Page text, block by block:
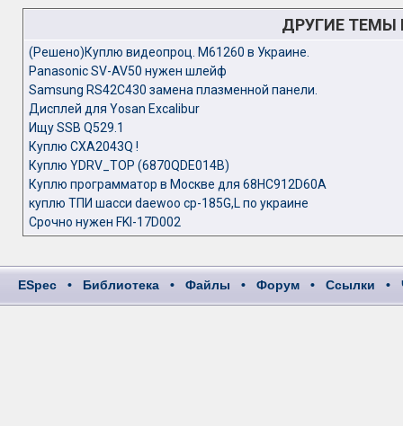
ДРУГИЕ ТЕМЫ
(Решено)Куплю видеопроц. M61260 в Украине.
Panasonic SV-AV50 нужен шлейф
Samsung RS42C430 замена плазменной панели.
Дисплей для Yosan Excalibur
Ищу SSB Q529.1
Куплю CXA2043Q !
Куплю YDRV_TOP (6870QDE014B)
Куплю программатор в Москве для 68НС912D60A
куплю ТПИ шасси daewoo cp-185G,L по украине
Срочно нужен FKI-17D002
ESpec • Библиотека • Файлы • Форум • Ссылки •